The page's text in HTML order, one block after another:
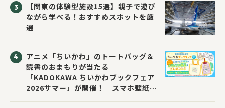
【関東の体験型施設15選】親子で遊び
ながら学べる！おすすめスポットを厳
選
アニメ「ちいかわ」のトートバッグ＆
読書のおまもりが当たる
「KADOKAWA ちいかわブックフェア
2026サマー」が開催！ スマホ壁紙は